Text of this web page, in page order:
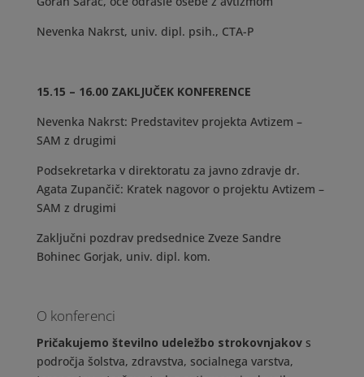
Nevenka Nakrst, univ. dipl. psih., CTA-P
15.15 – 16.00 ZAKLJUČEK KONFERENCE
Nevenka Nakrst: Predstavitev projekta Avtizem –
SAM z drugimi
Podsekretarka v direktoratu za javno zdravje dr.
Agata Zupančič: Kratek nagovor o projektu Avtizem –
SAM z drugimi
Zaključni pozdrav predsednice Zveze Sandre
Bohinec Gorjak, univ. dipl. kom.
O konferenci
Pričakujemo številno udeležbo strokovnjakovs
področja šolstva, zdravstva, socialnega varstva,